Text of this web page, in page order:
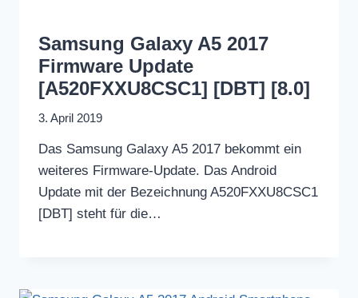
Samsung Galaxy A5 2017
Firmware Update
[A520FXXU8CSC1] [DBT] [8.0]
3. April 2019
Das Samsung Galaxy A5 2017 bekommt ein
weiteres Firmware-Update. Das Android
Update mit der Bezeichnung A520FXXU8CSC1
[DBT] steht für die…